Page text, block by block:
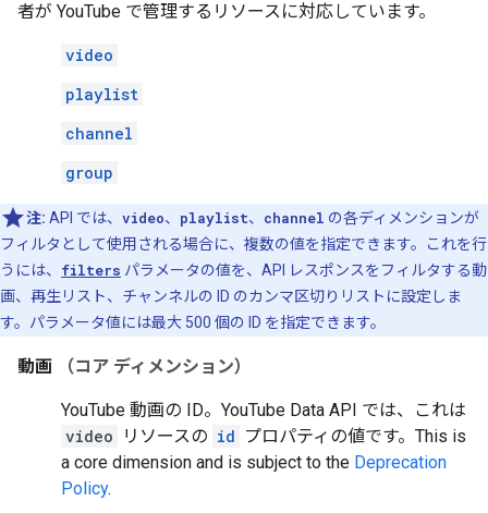
者が YouTube で管理するリソースに対応しています。
video
playlist
channel
group
注: API では、 video、 playlist、 channel の各ディメンションが
フィルタとして使用される場合に、複数の値を指定できます。これを行
うには、 filters パラメータの値を、API レスポンスをフィルタする動
画、再生リスト、チャンネルの ID のカンマ区切りリストに設定しま
す。パラメータ値には最大 500 個の ID を指定できます。
動画 （コア ディメンション）
YouTube 動画の ID。YouTube Data API では、これは
video
リソースの id プロパティの値です。 This is
a core dimension and is subject to the Deprecation
Policy.